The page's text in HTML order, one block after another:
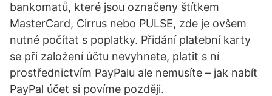
bankomatů, které jsou označeny štítkem
MasterCard, Cirrus nebo PULSE, zde je ovšem
nutné počítat s poplatky. Přidání platební karty
se při založení účtu nevyhnete, platit s ní
prostřednictvím PayPalu ale nemusíte – jak nabít
PayPal účet si povíme později.